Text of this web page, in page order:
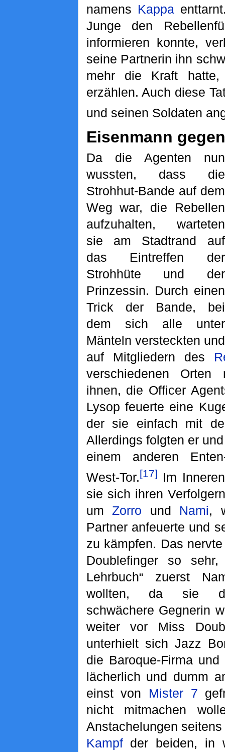
namens Kappa
Junge den
informieren konnte,
seine Partnerin ihn
mehr die Kraft
erzählen. Auch diese
und seinen Soldaten
Eisenmann
Da die Agenten nun
wussten, dass die
Strohhut-Bande auf dem
Weg war, die Rebellen
aufzuhalten, warteten
sie am Stadtrand auf
das Eintreffen der
Strohhüte und der
Prinzessin. Durch einen
Trick der Bande, bei
dem sich alle unter
Mänteln versteckten und
auf Mitgliedern des
verschiedenen
ihnen, die Officer
Lysop feuerte eine
der sie einfach mit
Allerdings folgten er
einem anderen
West-Tor.[17] Im
sie sich ihren
umZorro und Nami,
Partner anfeuerte und
zu kämpfen. Das
Doublefinger so
Lehrbuch“ zuerst
wollten, da sie
schwächere Gegnerin
weiter vor Miss
unterhielt sich Jazz
die Baroque-Firma
lächerlich und dumm
einst von Mister 7
nicht mitmachen
Anstachelungen
Kampfder beiden, in